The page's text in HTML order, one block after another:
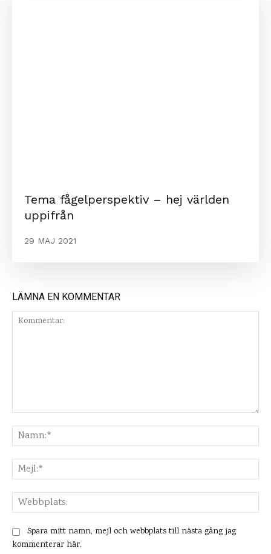
Tema fågelperspektiv – hej världen
uppifrån
29 MAJ 2021
LÄMNA EN KOMMENTAR
Spara mitt namn, mejl och webbplats till nästa gång jag
kommenterar här.